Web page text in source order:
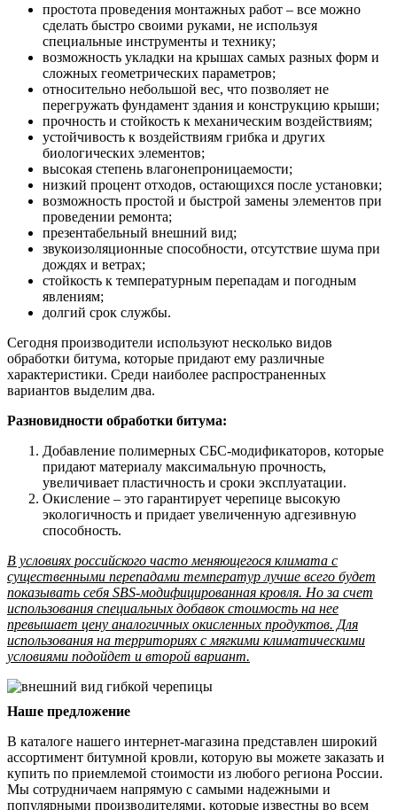
простота проведения монтажных работ – все можно
сделать быстро своими руками, не используя
специальные инструменты и технику;
возможность укладки на крышах самых разных форм и
сложных геометрических параметров;
относительно небольшой вес, что позволяет не
перегружать фундамент здания и конструкцию крыши;
прочность и стойкость к механическим воздействиям;
устойчивость к воздействиям грибка и других
биологических элементов;
высокая степень влагонепроницаемости;
низкий процент отходов, остающихся после установки;
возможность простой и быстрой замены элементов при
проведении ремонта;
презентабельный внешний вид;
звукоизоляционные способности, отсутствие шума при
дождях и ветрах;
стойкость к температурным перепадам и погодным
явлениям;
долгий срок службы.
Сегодня производители используют несколько видов
обработки битума, которые придают ему различные
характеристики. Среди наиболее распространенных
вариантов выделим два.
Разновидности обработки битума:
Добавление полимерных СБС-модификаторов, которые
придают материалу максимальную прочность,
увеличивает пластичность и сроки эксплуатации.
Окисление – это гарантирует черепице высокую
экологичность и придает увеличенную адгезивную
способность.
В условиях российского часто меняющегося климата с
существенными перепадами температур лучше всего будет
показывать себя SBS-модифицированная кровля. Но за счет
использования специальных добавок стоимость на нее
превышает цену аналогичных окисленных продуктов. Для
использования на территориях с мягкими климатическими
условиями подойдет и второй вариант.
Наше предложение
В каталоге нашего интернет-магазина представлен широкий
ассортимент битумной кровли, которую вы можете заказать и
купить по приемлемой стоимости из любого региона России.
Мы сотрудничаем напрямую с самыми надежными и
популярными производителями, которые известны во всем